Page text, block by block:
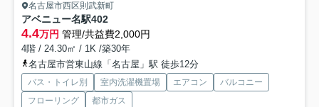
名古屋市西区則武新町
アベニュー名駅402
4.4万円 管理/共益費2,000円
4階 / 24.30㎡ / 1K /築30年
名古屋市営東山線「名古屋」駅 徒歩12分
バス・トイレ別 室内洗濯機置場 エアコン
バルコニー
フローリング
都市ガス